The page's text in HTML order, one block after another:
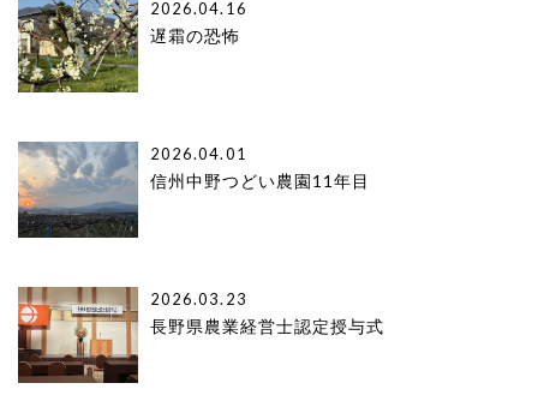
2026.04.16
遅霜の恐怖
2026.04.01
信州中野つどい農園11年目
2026.03.23
長野県農業経営士認定授与式